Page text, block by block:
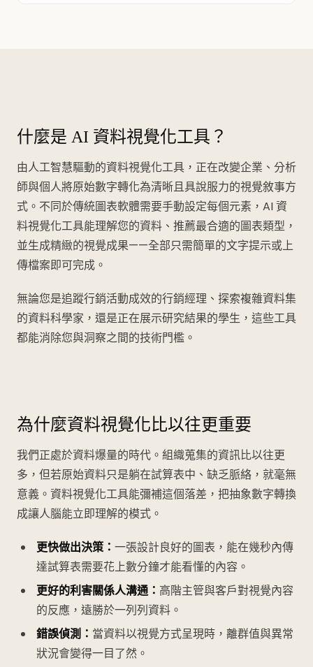
什麼是 AI 資料視覺化工具？
由人工智慧驅動的資料視覺化工具，正在改變企業、分析
師與個人將原始數字轉化為清晰且具說服力的視覺敘事方
式。不同於傳統圖表軟體需要手動設定每個元素，AI 資
料視覺化工具能理解您的資料、推薦最合適的圖表類型，
並生成精緻的視覺成果——全部只需簡單的文字提示或上
傳檔案即可完成。
無論您是追蹤行銷活動成效的行銷經理、探索複雜資料集
的資料科學家，還是正在展示研究結果的學生，這些工具
都能消除您與洞察之間的技術門檻。
為什麼資料視覺化比以往更重要
我們正處於資料爆量的時代。組織蒐集的資訊比以往更
多，但若原始資料只是躺在試算表中、缺乏脈絡，就毫無
意義。資料視覺化工具能彌補這個落差，把抽象數字轉換
成讓人腦能立即理解的模式。
更快做出決策： 一張設計良好的圖表，能在幾秒內傳
達試算表需要花上數分鐘才能看懂的內容。
更好的利害關係人溝通： 高階主管與客戶對視覺內容
的反應，遠勝於一列列資料。
錯誤偵測： 當資料以視覺方式呈現時，離群值與異常
狀況會變得一目了然。